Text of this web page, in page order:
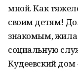
мной. Как
своим детям!
знакомым, жила
социальную
Кудеевский дом